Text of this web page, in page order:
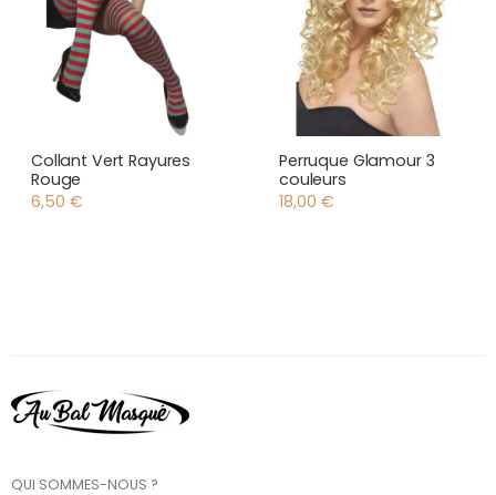
Collant Vert Rayures
Rouge
6,50 €
Perruque Glamour 3
couleurs
18,00 €
QUI SOMMES-NOUS ?